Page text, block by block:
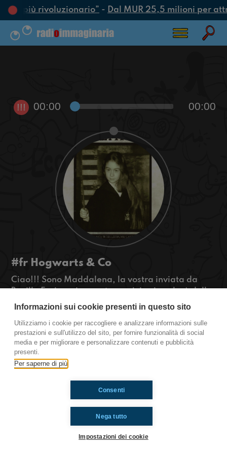
più rivoluzionario”- Dal MUR 25,5 milioni per
!!! 00:00 00:00
#fr Hogwarts & Co
Ciao!!! Sono Maddalena, la vostra inviata da
Boville Ernica e in questo servizio vi parlerò della
mia scuola magica..
Boville Ernica
Ti è piaciuto? Condividilo!
Informazioni sui cookie presenti in questo sito
Utilizziamo i cookie per raccogliere e analizzare informazioni sulle
prestazioni e sull'utilizzo del sito, per fornire funzionalità di social
media e per migliorare e personalizzare contenuti e pubblicità
presenti.
Per saperne di più
Nega tutto
Consenti
Impostazioni dei cookie